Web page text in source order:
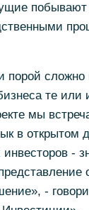
порой
те или
мы
в открытом
-
-